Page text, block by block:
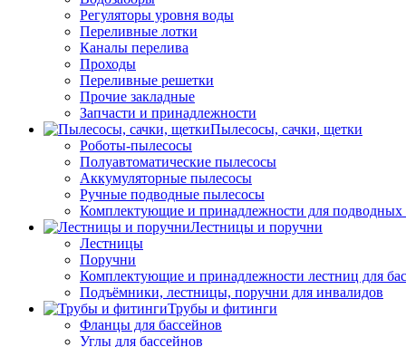
Регуляторы уровня воды
Переливные лотки
Каналы перелива
Проходы
Переливные решетки
Прочие закладные
Запчасти и принадлежности
Пылесосы, сачки, щетки
Роботы-пылесосы
Полуавтоматические пылесосы
Аккумуляторные пылесосы
Ручные подводные пылесосы
Комплектующие и принадлежности для подводных
Лестницы и поручни
Лестницы
Поручни
Комплектующие и принадлежности лестниц для
Подъёмники, лестницы, поручни для инвалидов
Трубы и фитинги
Фланцы для бассейнов
Углы для бассейнов